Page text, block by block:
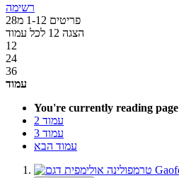
רשימה
פריטים
1-12 מ28
הצגה 12 לכל עמוד
12
24
36
עמוד
You're currently reading page
עמוד 2
עמוד 3
עמוד הבא